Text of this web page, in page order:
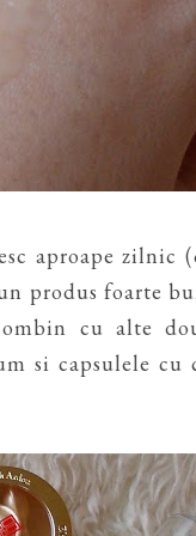
aproape zilnic
produs foarte
cu alte
si capsulele cu